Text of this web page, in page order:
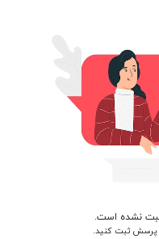
نشده است.
پرسش ثبت کنید.